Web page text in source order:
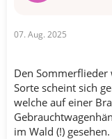
:
07. Aug. 2025
Den Sommerflieder
Sorte scheint sich
welche auf einer
im Wald (!) gesehen.